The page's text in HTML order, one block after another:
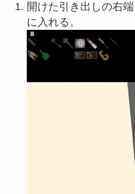
開けた引き出しの右
に入れる。